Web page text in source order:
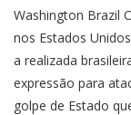
Washington Brazil
nos Estados
a realizada
expressão para
golpe de Estado